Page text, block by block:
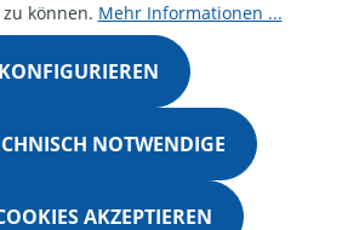
können. Mehr Informationen ...
NOTWENDIGE
KONFIGURIEREN
AKZEPTIEREN